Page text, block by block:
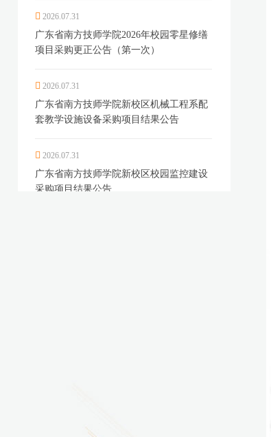
2026.07.31
广东省南方技师学院2026年校园零星修缮
项目采购更正公告（第一次）
2026.07.31
广东省南方技师学院新校区机械工程系配
套教学设施设备采购项目结果公告
2026.07.31
广东省南方技师学院新校区校园监控建设
采购项目结果公告
衣机服务项目流标公告